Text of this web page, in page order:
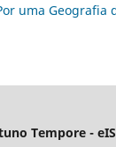
uma Geografia
Tempore -